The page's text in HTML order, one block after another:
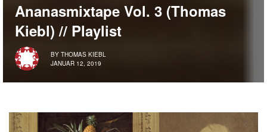
Ananasmixtape Vol. 3 (Thomas
Kiebl) // Playlist
BY THOMAS KIEBL
JANUAR 12, 2019